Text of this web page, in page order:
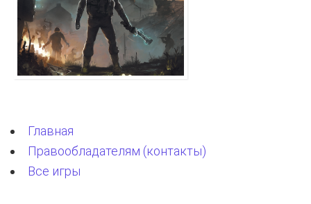
Главная
Правообладателям (контакты)
Все игры